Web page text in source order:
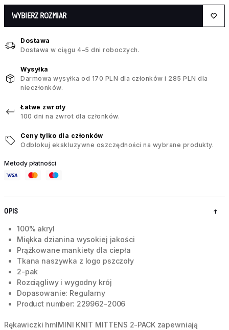
WYBIERZ ROZMIAR
Dostawa
Dostawa w ciągu 4–5 dni roboczych.
Wysyłka
Darmowa wysyłka od 170 PLN dla członków i 285 PLN dla
nieczłonków.
Łatwe zwroty
100 dni na zwrot dla członków.
Ceny tylko dla członków
Odblokuj ekskluzywne oszczędności na wybrane produkty.
Metody płatności
OPIS
100% akryl
Miękka dzianina wysokiej jakości
Prążkowane mankiety dla ciepła
Tkana naszywka z logo pszczoły
2-pak
Rozciągliwy i wygodny krój
Dopasowanie: Regularny
Product number: 229962-2006
Rękawiczki hmlMINI KNIT MITTENS 2-PACK zapewniają